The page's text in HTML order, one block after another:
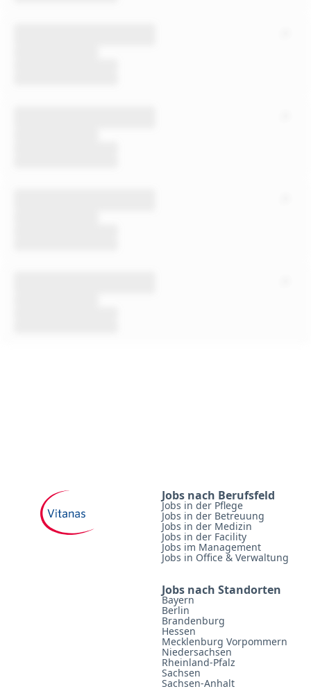
Jobs nach Berufsfeld
Jobs in der Pflege
Jobs in der Betreuung
Jobs in der Medizin
Jobs in der Facility
Jobs im Management
Jobs in Office & Verwaltung
Jobs nach Standorten
Bayern
Berlin
Brandenburg
Hessen
Mecklenburg Vorpommern
Niedersachsen
Rheinland-Pfalz
Sachsen
Sachsen-Anhalt